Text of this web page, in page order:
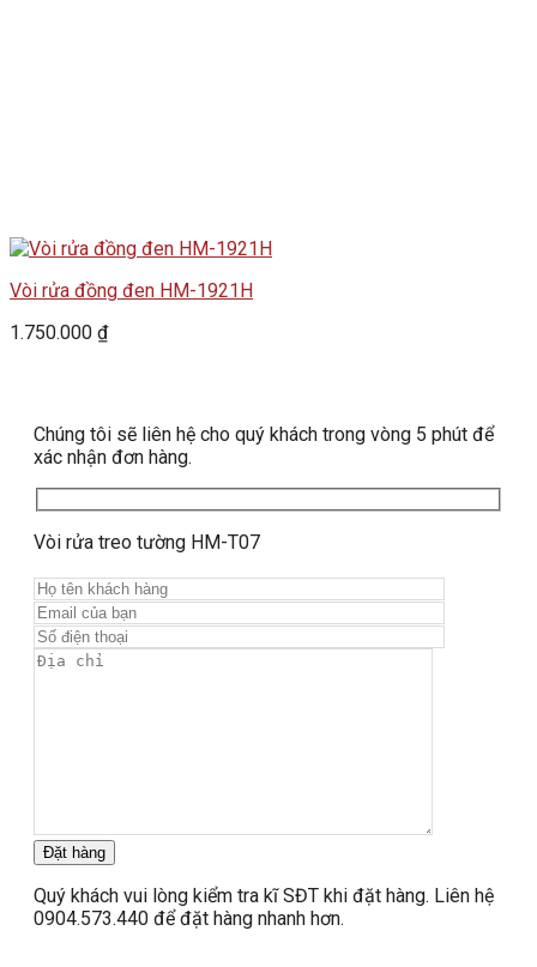
Vòi rửa đồng đen HM-1921H
1.750.000 ₫
Chúng tôi sẽ liên hệ cho quý khách trong vòng 5 phút để
xác nhận đơn hàng.
Vòi rửa treo tường HM-T07
Quý khách vui lòng kiểm tra kĩ SĐT khi đặt hàng. Liên hệ
0904.573.440 để đặt hàng nhanh hơn.